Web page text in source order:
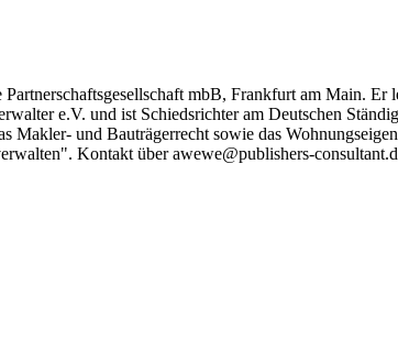
mbB, Frankfurt am Main.
e.V. und ist Schiedsrichter am Deutschen
Makler- und Bauträgerrecht sowie das
Kontakt über awewe@publishers-